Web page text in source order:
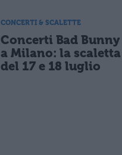
CONCERTI & SCALETTE
Concerti Bad Bunny
a Milano: la scaletta
del 17 e 18 luglio